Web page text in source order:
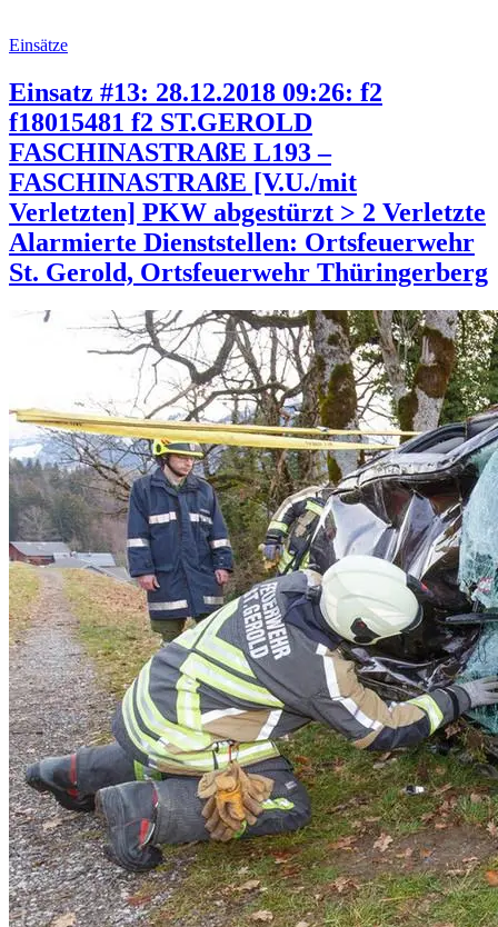
Einsätze
Einsatz #13: 28.12.2018 09:26: f2
f18015481 f2 ST.GEROLD
FASCHINASTRAßE L193 –
FASCHINASTRAßE [V.U./mit
Verletzten] PKW abgestürzt > 2 Verletzte
Alarmierte Dienststellen: Ortsfeuerwehr
St. Gerold, Ortsfeuerwehr Thüringerberg